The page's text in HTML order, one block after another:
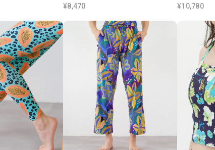
¥8,470
¥10,780